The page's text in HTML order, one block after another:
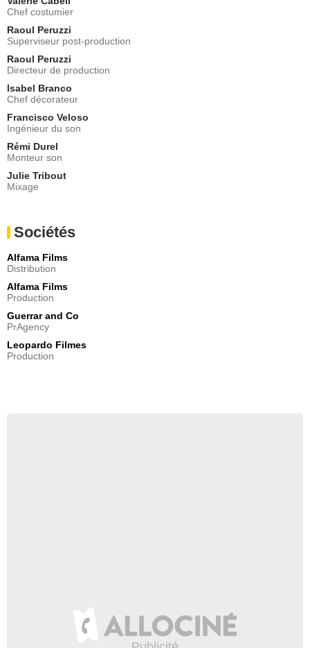
Chef costumier
Raoul Peruzzi
Superviseur post-production
Raoul Peruzzi
Directeur de production
Isabel Branco
Chef décorateur
Francisco Veloso
Ingénieur du son
Rémi Durel
Monteur son
Julie Tribout
Mixage
Sociétés
Alfama Films
Distribution
Alfama Films
Production
Guerrar and Co
PrAgency
Leopardo Filmes
Production